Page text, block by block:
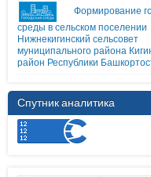
Формирование
среды в сельском поселении
Нижнекигинский сельсовет
муниципального района
район Республики
Спутник аналитика